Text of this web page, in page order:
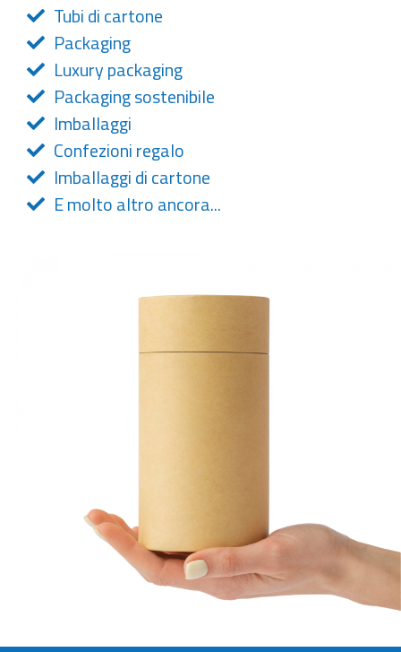
Tubi di cartone
Packaging
Luxury packaging
Packaging sostenibile
Imballaggi
Confezioni regalo
Imballaggi di cartone
E molto altro ancora...